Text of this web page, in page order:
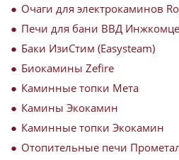
Очаги для электрокаминов
Печи для бани ВВД
Баки ИзиСтим (Easysteam)
Биокамины Zefire
Каминные топки Мета
Камины Экокамин
Каминные топки Экокамин
Отопительные печи